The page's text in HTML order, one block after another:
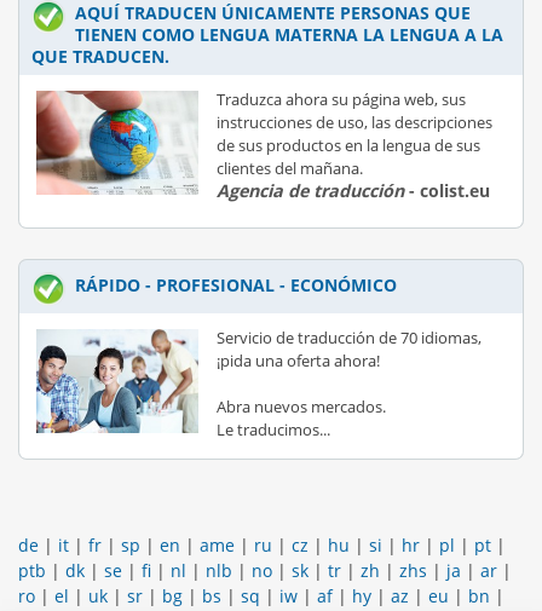
AQUÍ TRADUCEN ÚNICAMENTE PERSONAS QUE
TIENEN COMO LENGUA MATERNA LA LENGUA A LA
QUE TRADUCEN.
Traduzca ahora su página web, sus
instrucciones de uso, las descripciones
de sus productos en la lengua de sus
clientes del mañana.
Agencia de traducción- colist.eu
RÁPIDO - PROFESIONAL - ECONÓMICO
Servicio de traducción de 70 idiomas,
¡pida una oferta ahora!
Abra nuevos mercados.
Le traducimos...
de | it | fr | sp | en | ame | ru | cz | hu | si | hr | pl | pt |
ptb | dk | se | fi | nl | nlb | no | sk | tr | zh | zhs | ja | ar |
ro | el | uk | sr | bg | bs | sq | iw | af| hy | az | eu | bn |